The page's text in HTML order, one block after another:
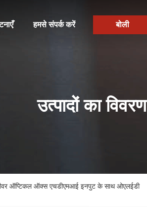
हमसे संपर्क करें बोली
उत्पादों का विवरण
ऑप्टिकल ऑक्स एचडीएमआई इनपुट के साथ ओएलईडी